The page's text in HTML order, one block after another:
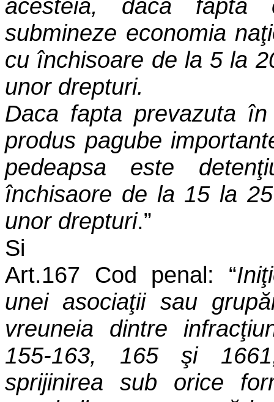
acesteia, daca
submineze economia
cu închisoare de la 5 la
unor drepturi.
Daca fapta prevazuta
produs pagube
pedeapsa este
închisaore de la 15 la
unor drepturi.”
Si
Art.167 Cod penal: “
unei asociaţii sau
vreuneia dintre
155-163, 165 şi
sprijinirea sub orice